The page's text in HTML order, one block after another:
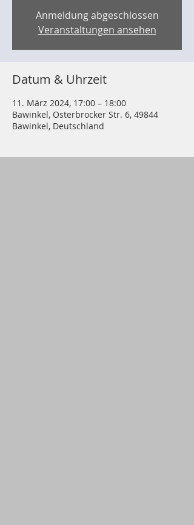
Anmeldung abgeschlossen
Veranstaltungen ansehen
Datum & Uhrzeit
11. März 2024, 17:00 – 18:00
Bawinkel, Osterbrocker Str. 6, 49844
Bawinkel, Deutschland